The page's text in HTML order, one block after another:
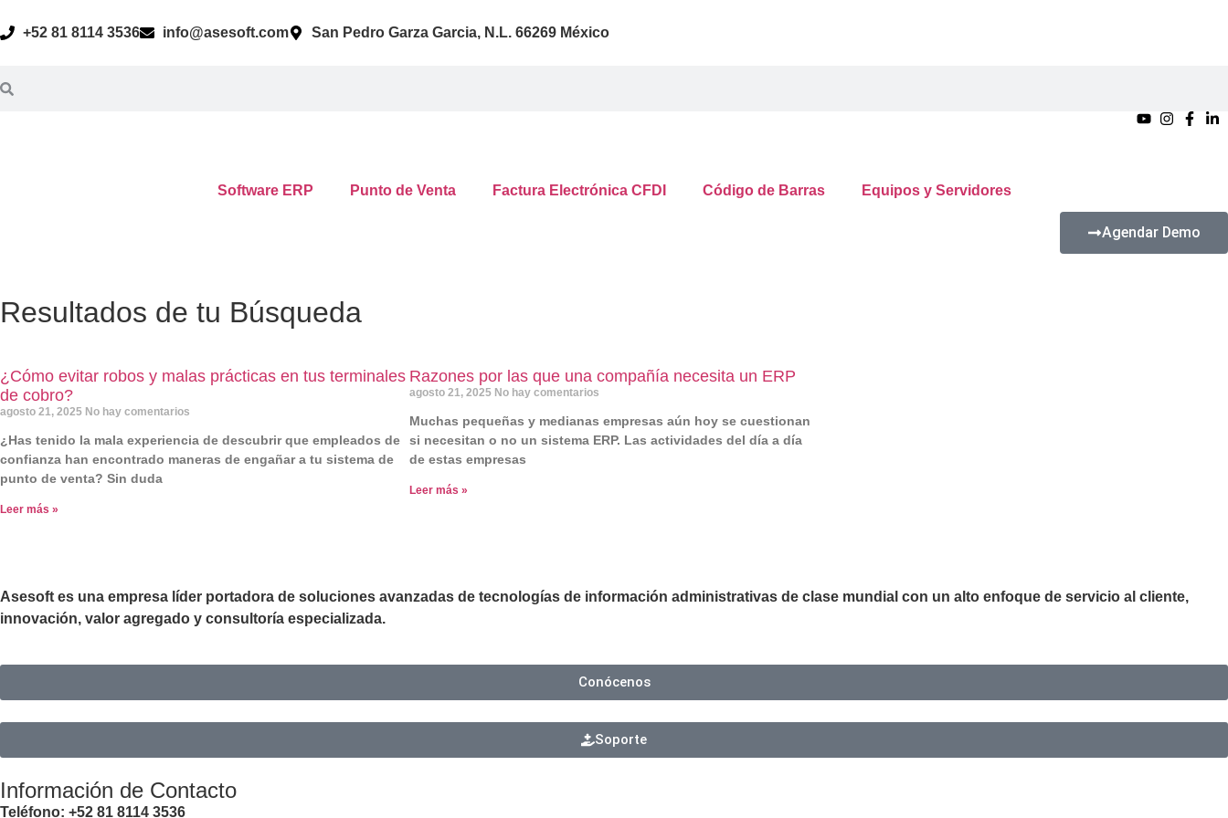
+52 81 8114 3536 info@asesoft.com San Pedro Garza Garcia, N.L. 66269 México
Software ERP Punto de Venta Factura Electrónica CFDI Código de Barras Equipos y Servidores
Agendar Demo
Resultados de tu Búsqueda
¿Cómo evitar robos y malas prácticas en tus terminales
de cobro?
agosto 21, 2025 No hay comentarios
¿Has tenido la mala experiencia de descubrir que empleados de
confianza han encontrado maneras de engañar a tu sistema de
punto de venta? Sin duda
Leer más »
Razones por las que una compañía necesita un ERP
agosto 21, 2025 No hay comentarios
Muchas pequeñas y medianas empresas aún hoy se cuestionan
si necesitan o no un sistema ERP. Las actividades del día a día
de estas empresas
Leer más »
Asesoft es una empresa líder portadora de soluciones avanzadas de tecnologías de información administrativas de clase mundial con un alto enfoque de servicio al cliente,
innovación, valor agregado y consultoría especializada.
Conócenos
Soporte
Información de Contacto
Teléfono: +52 81 8114 3536